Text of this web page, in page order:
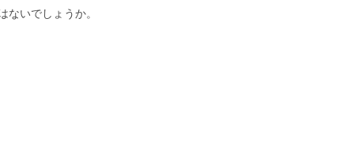
いでしょうか。